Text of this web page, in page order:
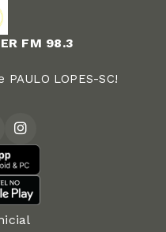
FM 98.3
LOPES-SC!